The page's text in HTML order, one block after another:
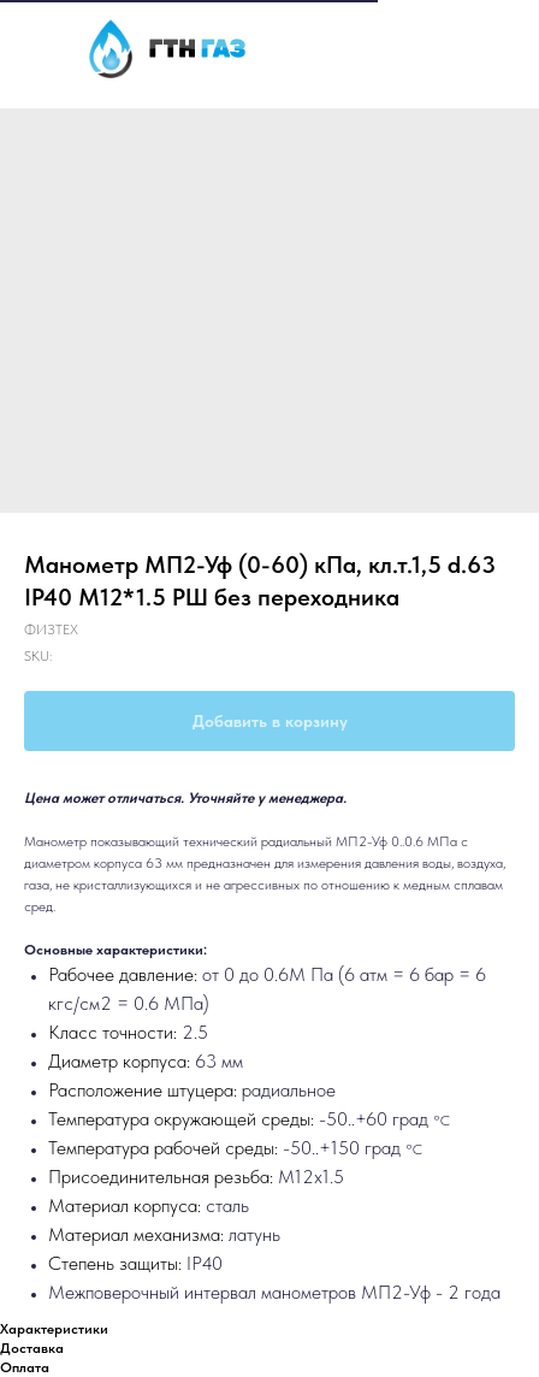
Манометр МП2-Уф (0-60) кПа, кл.т.1,5 d.63
IP40 M12*1.5 РШ без переходника
ФИЗТЕХ
SKU:
Добавить в корзину
Цена может отличаться. Уточняйте у менеджера.
Манометр показывающий технический радиальный МП2-Уф 0..0.6 МПа с
диаметром корпуса 63 мм предназначен для измерения давления воды, воздуха,
газа, не кристаллизующихся и не агрессивных по отношению к медным сплавам
сред.
Основные характеристики:
Рабочее давление: от 0 до 0.6М Па (6 атм = 6 бар = 6
кгс/см2 = 0.6 МПа)
Класс точности: 2.5
Диаметр корпуса: 63 мм
Расположение штуцера: радиальное
Температура окружающей среды: -50..+60 град °С
Температура рабочей среды: -50..+150 град °С
Присоединительная резьба: М12х1.5
Материал корпуса: сталь
Материал механизма: латунь
Степень защиты: IP40
Межповерочный интервал манометров МП2-Уф - 2 года
Характеристики
Доставка
Оплата